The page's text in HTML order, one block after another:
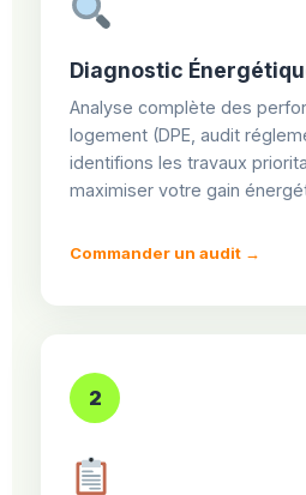
Diagnostic
Analyse complète des
logement (DPE, audit
identifions les travaux
maximiser votre gain
Commander un audit →
2